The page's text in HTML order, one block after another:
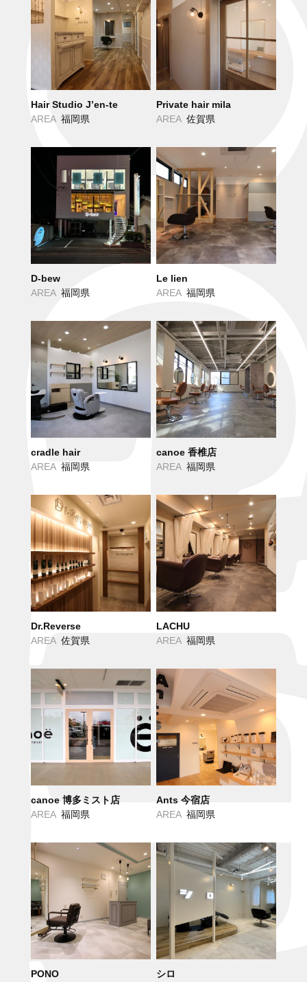
Hair Studio J’en-te
AREA 福岡県
Private hair mila
AREA 佐賀県
D-bew
AREA 福岡県
Le lien
AREA 福岡県
cradle hair
AREA 福岡県
canoe 香椎店
AREA 福岡県
Dr.Reverse
AREA 佐賀県
LACHU
AREA 福岡県
canoe 博多ミスト店
AREA 福岡県
Ants 今宿店
AREA 福岡県
PONO
シロ